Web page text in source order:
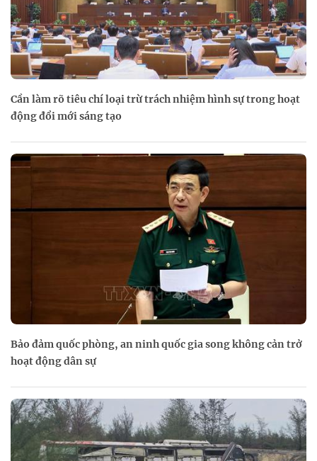
Cần làm rõ tiêu chí loại trừ trách nhiệm hình sự trong hoạt
động đổi mới sáng tạo
Bảo đảm quốc phòng, an ninh quốc gia song không cản trở
hoạt động dân sự